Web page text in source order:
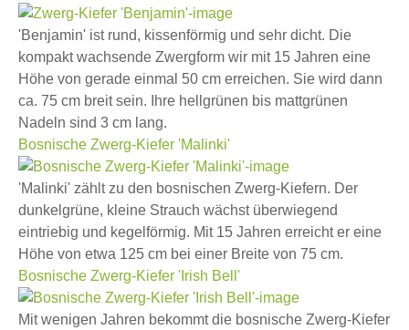
'Benjamin' ist rund, kissenförmig und sehr dicht. Die
kompakt wachsende Zwergform wir mit 15 Jahren eine
Höhe von gerade einmal 50 cm erreichen. Sie wird dann
ca. 75 cm breit sein. Ihre hellgrünen bis mattgrünen
Nadeln sind 3 cm lang.
Bosnische Zwerg-Kiefer 'Malinki'
'Malinki' zählt zu den bosnischen Zwerg-Kiefern. Der
dunkelgrüne, kleine Strauch wächst überwiegend
eintriebig und kegelförmig. Mit 15 Jahren erreicht er eine
Höhe von etwa 125 cm bei einer Breite von 75 cm.
Bosnische Zwerg-Kiefer 'Irish Bell'
Mit wenigen Jahren bekommt die bosnische Zwerg-Kiefer